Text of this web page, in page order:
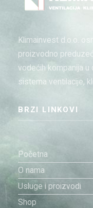
Klimainvest d.o.o.
proizvodno
vodećih kompanija
sistema ventilacije,
BRZI LINKOVI
Početna
O nama
Usluge i proizvodi
Shop